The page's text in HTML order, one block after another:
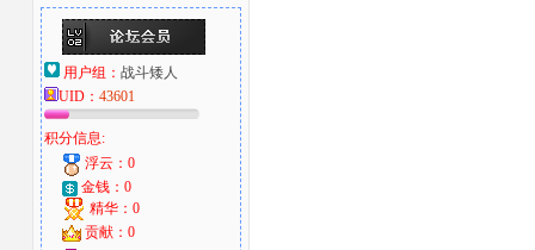
爱
用户组： 战斗矮人
UID： 43601
积分信息:
浮云：0
金钱：0
精华：0
贡献：0